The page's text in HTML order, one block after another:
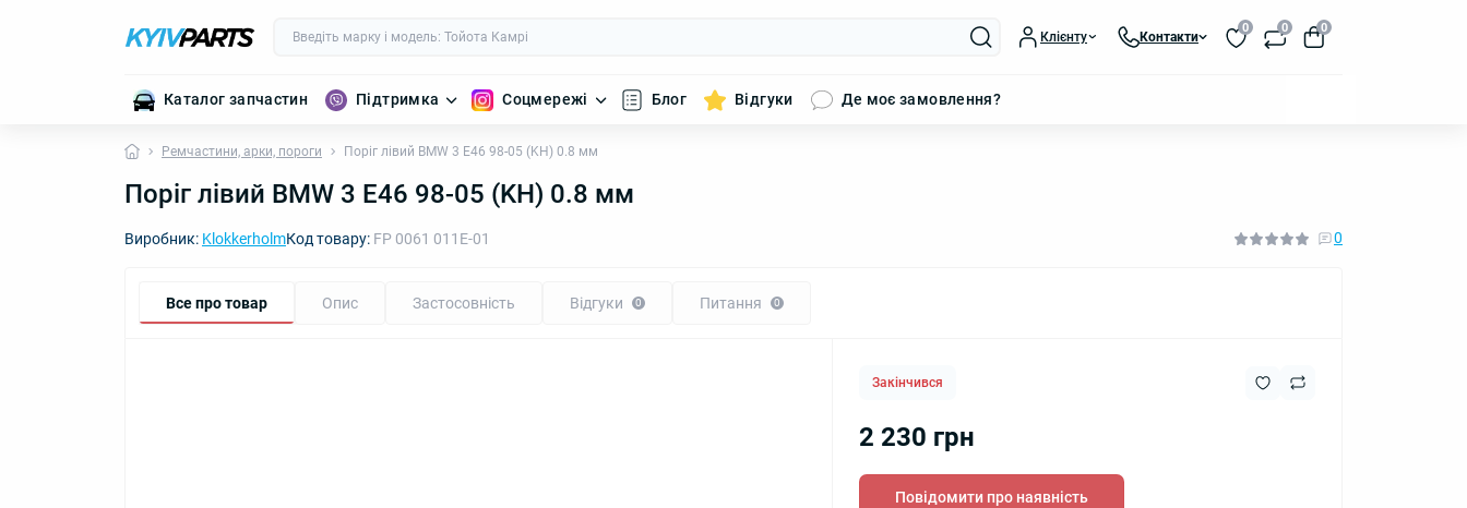
Клієнту Контакти
0 0 0
Каталог запчастин Підтримка Соцмережі Блог Відгуки Де моє замовлення?
Ремчастини, арки, пороги Поріг лівий BMW 3 E46 98-05 (KH) 0.8 мм
Поріг лівий BMW 3 E46 98-05 (KH) 0.8 мм
Виробник: KlokkerholmКод товару: FP 0061 011E-01 0
Все про товар Опис Застосовність Відгуки 0 Питання 0
Закінчився
2 230 грн
Повідомити про наявність